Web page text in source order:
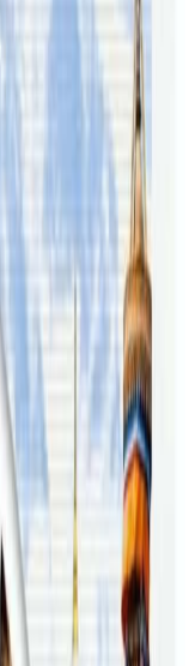
#sushmita
वृद्धि
भ्रष्टाचार गरेको